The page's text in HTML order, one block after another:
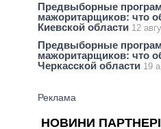
Предвыборные
мажоритарщиков: что
Киевской области 12
Предвыборные
мажоритарщиков: что
Черкасской области 19